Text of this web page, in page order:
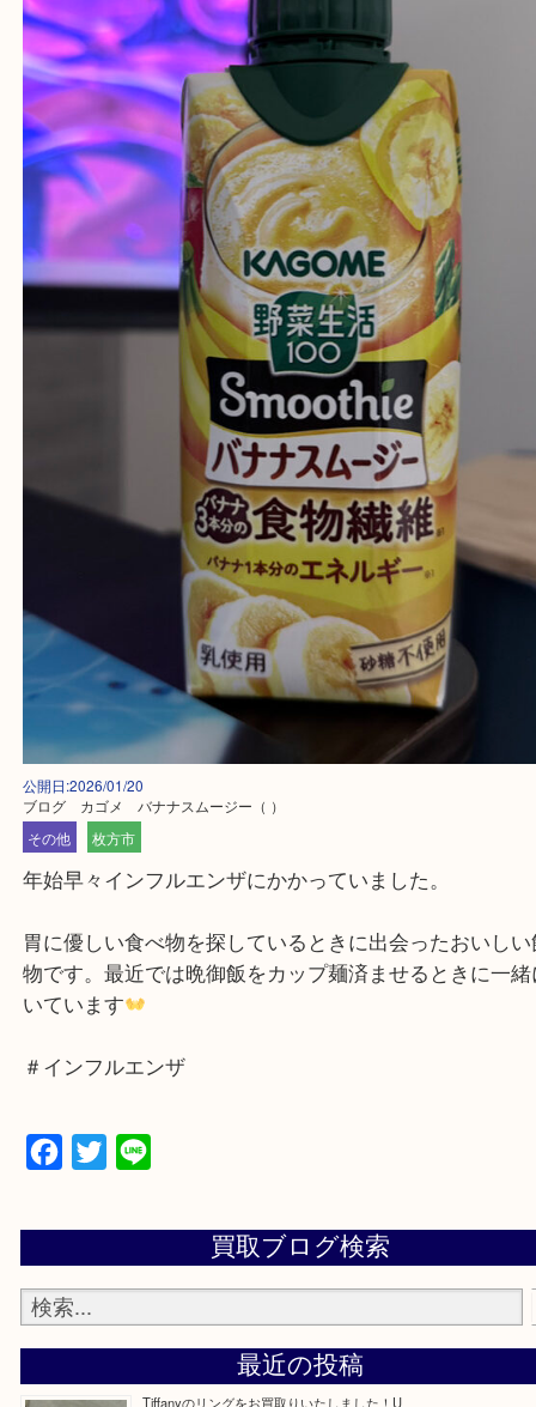
公開日:2026/01/20
ブログ カゴメ バナナスムージー （ ）
その他 枚方市
物です。最近では晩御飯をカップ麺済ませるときに
いています
Facebook
Twitter
Line